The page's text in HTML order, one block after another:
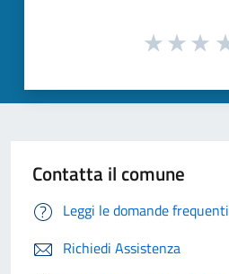
Contatta il comune
Leggi le domande frequenti
Richiedi Assistenza